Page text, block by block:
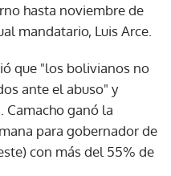
hasta noviembre de
mandatario, Luis Arce.
que "los bolivianos no
ante el abuso" y
Camacho ganó la
para gobernador de
con más del 55% de